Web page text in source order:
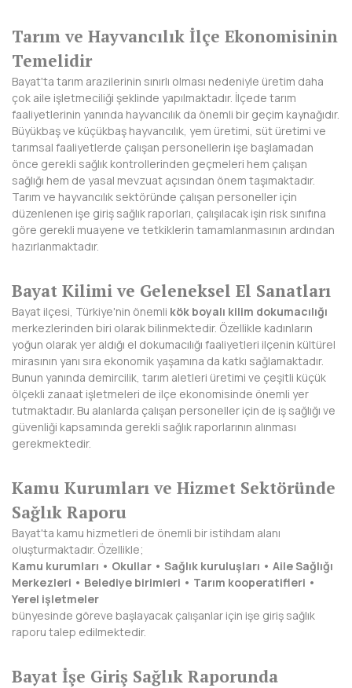
DENİZLİ
DİYARBAKIR
DÜZCE
EDİRNE
ELAZIĞ
ERZİNCAN
ERZURUM
GAZİANTEP
GİRESUN
GÜMÜŞHANE
HAKKARİ
HATAY
ISPARTA
KAHRAMANMARAŞ
KARABÜK
KARAMAN
KARS
KASTAMONU
Tarım ve Hayvancılık İlçe Ekonomisinin
Temelidir
Bayat'ta tarım arazilerinin sınırlı olması nedeniyle üretim daha
çok aile işletmeciliği şeklinde yapılmaktadır. İlçede tarım
faaliyetlerinin yanında hayvancılık da önemli bir geçim kaynağıdır.
Büyükbaş ve küçükbaş hayvancılık, yem üretimi, süt üretimi ve
tarımsal faaliyetlerde çalışan personellerin işe başlamadan
önce gerekli sağlık kontrollerinden geçmeleri hem çalışan
sağlığı hem de yasal mevzuat açısından önem taşımaktadır.
Tarım ve hayvancılık sektöründe çalışan personeller için
düzenlenen işe giriş sağlık raporları, çalışılacak işin risk sınıfına
göre gerekli muayene ve tetkiklerin tamamlanmasının ardından
hazırlanmaktadır.
Bayat Kilimi ve Geleneksel El Sanatları
Bayat ilçesi, Türkiye'nin önemli kök boyalı kilim dokumacılığı
merkezlerinden biri olarak bilinmektedir. Özellikle kadınların
yoğun olarak yer aldığı el dokumacılığı faaliyetleri ilçenin kültürel
mirasının yanı sıra ekonomik yaşamına da katkı sağlamaktadır.
Bunun yanında demircilik, tarım aletleri üretimi ve çeşitli küçük
ölçekli zanaat işletmeleri de ilçe ekonomisinde önemli yer
tutmaktadır. Bu alanlarda çalışan personeller için de iş sağlığı ve
güvenliği kapsamında gerekli sağlık raporlarının alınması
gerekmektedir.
Kamu Kurumları ve Hizmet Sektöründe
Sağlık Raporu
Bayat'ta kamu hizmetleri de önemli bir istihdam alanı
oluşturmaktadır. Özellikle;
Kamu kurumları • Okullar • Sağlık kuruluşları • Aile Sağlığı
Merkezleri • Belediye birimleri • Tarım kooperatifleri •
Yerel işletmeler
bünyesinde göreve başlayacak çalışanlar için işe giriş sağlık
raporu talep edilmektedir.
Bayat İşe Giriş Sağlık Raporunda